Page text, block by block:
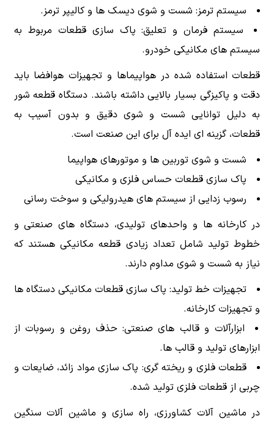
سیستم ترمز: شست و شوی دیسک ها و کالیپر ترمز.
سیستم فرمان و تعلیق: پاک سازی قطعات مربوط به
سیستم های مکانیکی خودرو.
قطعات استفاده شده در هواپیماها و تجهیزات هوافضا باید
دقت و پاکیزگی بسیار بالایی داشته باشند. دستگاه قطعه شور
به دلیل توانایی شست و شوی دقیق و بدون آسیب به
قطعات، گزینه ای ایده آل برای این صنعت است.
شست و شوی توربین ها و موتورهای هواپیما
پاک سازی قطعات حساس فلزی و مکانیکی
رسوب زدایی از سیستم های هیدرولیکی و سوخت رسانی
در کارخانه ها و واحدهای تولیدی، دستگاه های صنعتی و
خطوط تولید شامل تعداد زیادی قطعه مکانیکی هستند که
نیاز به شست و شوی مداوم دارند.
تجهیزات خط تولید: پاک سازی قطعات مکانیکی دستگاه ها
و تجهیزات کارخانه.
ابزارآلات و قالب های صنعتی: حذف روغن و رسوبات از
ابزارهای تولید و قالب ها.
قطعات فلزی و ریخته گری: پاک سازی مواد زائد، ضایعات و
چربی از قطعات فلزی تولید شده.
در ماشین آلات کشاورزی، راه سازی و ماشین آلات سنگین